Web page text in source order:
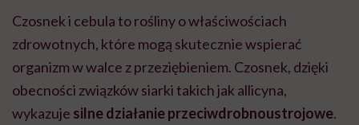
Czosnek i cebula to rośliny o właściwościach
zdrowotnych, które mogą skutecznie wspierać
organizm w walce z przeziębieniem. Czosnek, dzięki
obecności związków siarki takich jak allicyna,
wykazuje silne działanie przeciwdrobnoustrojowe.